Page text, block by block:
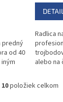
predný
od 40
DETAIL
Radlica
alebo na
O
10položiek celkom